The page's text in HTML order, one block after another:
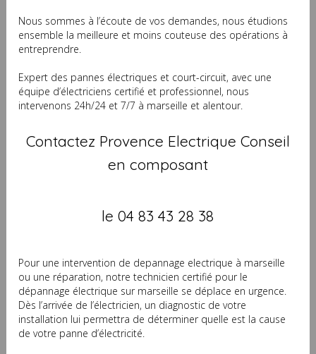
Nous sommes à l’écoute de vos demandes, nous étudions
ensemble la meilleure et moins couteuse des opérations à
entreprendre.
Expert des pannes électriques et court-circuit, avec une
équipe d’électriciens certifié et professionnel, nous
intervenons 24h/24 et 7/7 à marseille et alentour.
Contactez Provence Electrique Conseil
en composant
le 04 83 43 28 38
Pour une intervention de depannage electrique à marseille
ou une réparation, notre technicien certifié pour le
dépannage électrique sur marseille se déplace en urgence.
Dès l’arrivée de l’électricien, un diagnostic de votre
installation lui permettra de déterminer quelle est la cause
de votre panne d’électricité.